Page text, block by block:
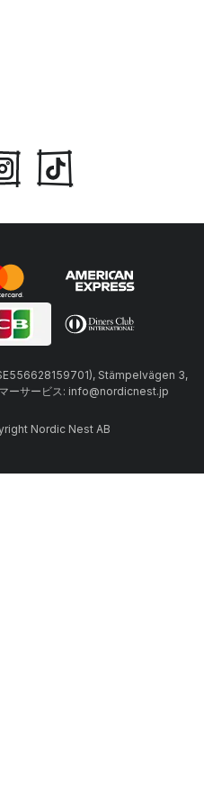
Stämpelvägen 3,
ーサービス: info@nordicnest.jp
Nordic Nest AB